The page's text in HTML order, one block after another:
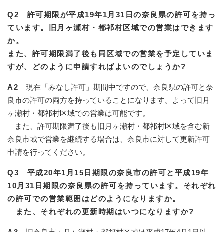
Q2 許可期限が平成19年1月31日の奈良県の許可を持っ
ています。旧月ヶ瀬村・都祁村区域での営業はできます
か。
また、許可期限満了後も同区域での営業を予定していま
すが、どのように申請すればよいのでしょうか?
A2 現在「みなし許可」期間中ですので、奈良県の許可と奈
良市の許可の両方を持っていることになります。よって旧月
ヶ瀬村・都祁村区域での営業は可能です。
また、許可期限満了後も旧月ヶ瀬村・都祁村区域を含む新
奈良市域で営業を継続する場合は、奈良市に対して更新許可
申請を行ってください。
Q3 平成20年1月15日期限の奈良市の許可と平成19年
10月31日期限の奈良県の許可を持っています。それぞれ
の許可での営業範囲はどのようになりますか。
また、それぞれの更新時期はいつになりますか?